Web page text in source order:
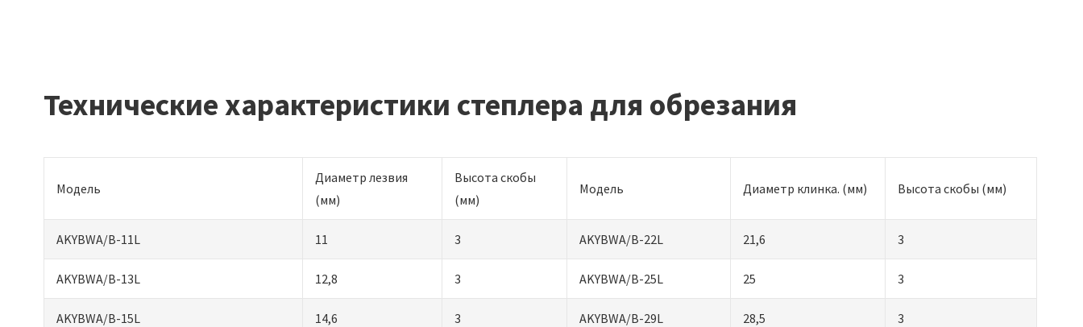
Технические характеристики степлера для обрезания
Модель
Диаметр лезвия
(мм)
Высота скобы
(мм)
Модель Диаметр клинка. (мм) Высота скобы (мм)
AKYBWA/B-11L 11 3 AKYBWA/B-22L 21,6 3
AKYBWA/B-13L 12,8 3 AKYBWA/B-25L 25 3
AKYBWA/B-15L 14,6 3 AKYBWA/B-29L 28,5 3